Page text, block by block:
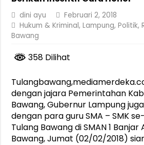
dini ayu
Februari 2, 2018
Hukum & Kriminal,Lampung,Politik,
Bawang
358 Dilihat
dengan jajara Pemerintahan
Bawang, Gubernur Lampung
dengan para guru SMA – SMK
Tulang Bawang di SMAN 1 Banjar
Bawang, Jumat (02/02/2018)